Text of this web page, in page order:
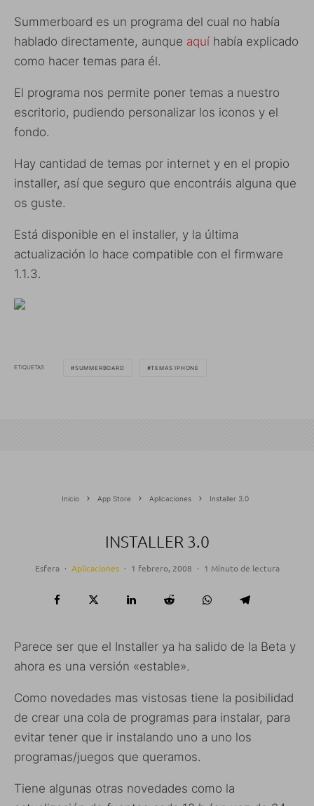
Summerboard es un programa del cual no había
hablado directamente, aunque aquí había explicado
como hacer temas para él.
El programa nos permite poner temas a nuestro
escritorio, pudiendo personalizar los iconos y el
fondo.
Hay cantidad de temas por internet y en el propio
installer, así que seguro que encontráis alguna que
os guste.
Está disponible en el installer, y la última
actualización lo hace compatible con el firmware
1.1.3.
ETIQUETAS SUMMERBOARD TEMAS IPHONE
Inicio App Store Aplicaciones Installer 3.0
INSTALLER 3.0
Esfera · Aplicaciones · 1 febrero, 2008 · 1 Minuto de lectura
Parece ser que el Installer ya ha salido de la Beta y
ahora es una versión «estable».
Como novedades mas vistosas tiene la posibilidad
de crear una cola de programas para instalar, para
evitar tener que ir instalando uno a uno los
programas/juegos que queramos.
Tiene algunas otras novedades como la